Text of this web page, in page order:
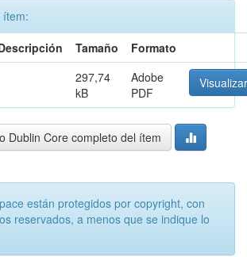
ítem:
Tamaño
Formato
297,74
kB
Adobe
PDF
Dublin Core completo del ítem
están protegidos por copyright, con
reservados, a menos que se indique lo